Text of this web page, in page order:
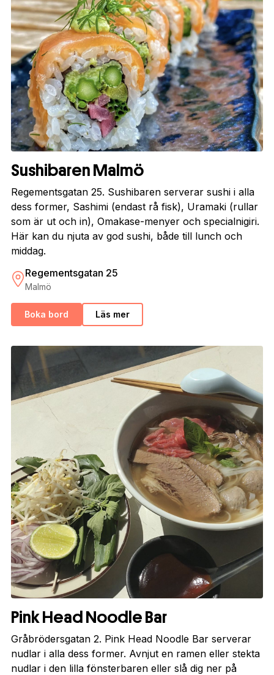
Sushibaren Malmö
Regementsgatan 25. Sushibaren serverar sushi i alla
dess former, Sashimi (endast rå fisk), Uramaki (rullar
som är ut och in), Omakase-menyer och specialnigiri.
Här kan du njuta av god sushi, både till lunch och
middag.
Regementsgatan 25
Malmö
Boka bord Läs mer
Pink Head Noodle Bar
Gråbrödersgatan 2. Pink Head Noodle Bar serverar
nudlar i alla dess former. Avnjut en ramen eller stekta
nudlar i den lilla fönsterbaren eller slå dig ner på